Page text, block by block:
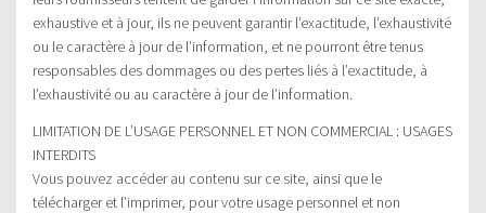
exhaustive et à jour, ils ne peuvent garantir l’exactitude, l’exhaustivité
ou le caractère à jour de l’information, et ne pourront être tenus
responsables des dommages ou des pertes liés à l’exactitude, à
l’exhaustivité ou au caractère à jour de l’information.
LIMITATION DE L’USAGE PERSONNEL ET NON COMMERCIAL : USAGES
INTERDITS
Vous pouvez accéder au contenu sur ce site, ainsi que le
télécharger et l’imprimer, pour votre usage personnel et non